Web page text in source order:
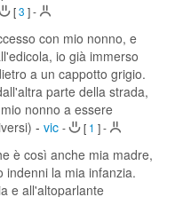
[3 ]-
con mio nonno, e
io già immerso
a un cappotto grigio.
parte della strada,
nonno a essere
- vic - [ 1 ]-
è così anche mia madre,
indenni la mia infanzia.
e all'altoparlante